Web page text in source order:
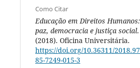
Como Citar
Educação em Direitos Humanos:
paz, democracia e justiça social.
(2018). Oficina Universitária.
https://doi.org/10.36311/
85-7249-015-3